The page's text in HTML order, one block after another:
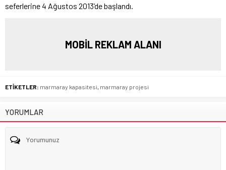
seferlerine 4 Ağustos 2013’de başlandı.
MOBİL REKLAM ALANI
ETİKETLER: marmaray kapasitesi marmaray projesi
YORUMLAR